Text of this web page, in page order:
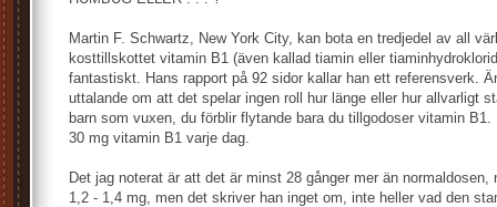
Martin F. Schwartz, New York City, kan bota en tredjedel av all
kosttillskottet vitamin B1 (även kallad tiamin eller
fantastiskt. Hans rapport på 92 sidor kallar han ett referensverk.
uttalande om att det spelar ingen roll hur länge eller hur allvarligt
barn som vuxen, du förblir flytande bara du tillgodoser vitamin
30 mg vitamin B1 varje dag.
Det jag noterat är att det är minst 28 gånger mer än normaldosen,
1,2 - 1,4 mg, men det skriver han inget om, inte heller vad den